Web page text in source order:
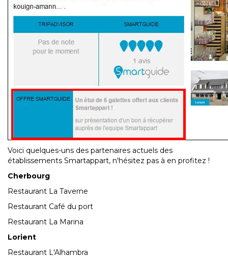
Voici quelques-uns des partenaires actuels des
établissements Smartappart, n'hésitez pas à en profitez !
Cherbourg
Restaurant La Taverne
Restaurant Café du port
Restaurant La Marina
Lorient
Restaurant L'Alhambra